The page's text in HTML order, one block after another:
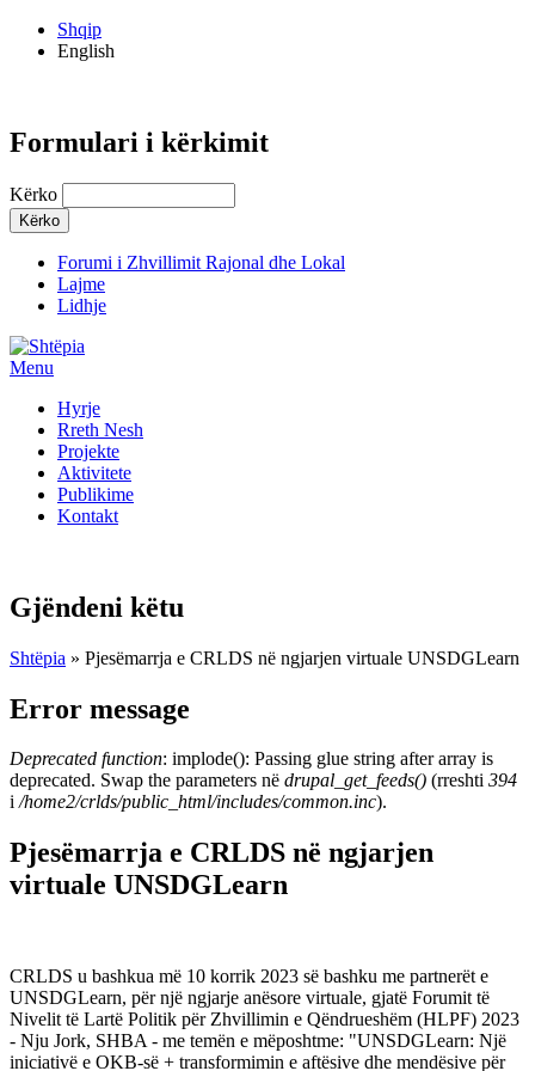
Shqip
English
Formulari i kërkimit
Kërko
Forumi i Zhvillimit Rajonal dhe Lokal
Lajme
Lidhje
Menu
Hyrje
Rreth Nesh
Projekte
Aktivitete
Publikime
Kontakt
Gjëndeni këtu
Shtëpia » Pjesëmarrja e CRLDS në ngjarjen virtuale UNSDGLearn
Error message
Deprecated function: implode(): Passing glue string after array is
deprecated. Swap the parameters në drupal_get_feeds() (rreshti 394
i/home2/crlds/public_html/includes/common.inc).
Pjesëmarrja e CRLDS në ngjarjen
virtuale UNSDGLearn
CRLDS u bashkua më 10 korrik 2023 së bashku me partnerët e
UNSDGLearn, për një ngjarje anësore virtuale, gjatë Forumit të
Nivelit të Lartë Politik për Zhvillimin e Qëndrueshëm (HLPF) 2023
- Nju Jork, SHBA - me temën e mëposhtme: "UNSDGLearn: Një
iniciativë e OKB-së + transformimin e aftësive dhe mendësive për